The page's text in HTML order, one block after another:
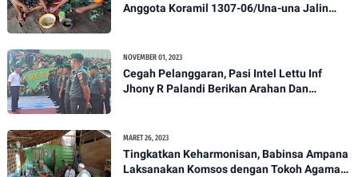
Anggota Koramil 1307-06/Una-una Jalin
NOVEMBER 01, 2023
Cegah Pelanggaran, Pasi Intel Lettu Inf
Jhony R Palandi Berikan Arahan Dan
MARET 26, 2023
Tingkatkan Keharmonisan, Babinsa Ampana
Laksanakan Komsos dengan Tokoh Agama